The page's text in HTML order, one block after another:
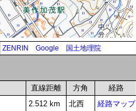
ZENRIN Google 国土地理院
直線距離 方角
経路
2.512 km 北西
経路マップ